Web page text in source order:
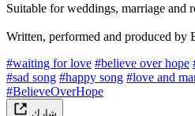
Suitable for weddings, marriage and
Written, performed and produced by
#waiting for love #believe over hope
#sad song #happy song #love and
#BelieveOverHope
شارك